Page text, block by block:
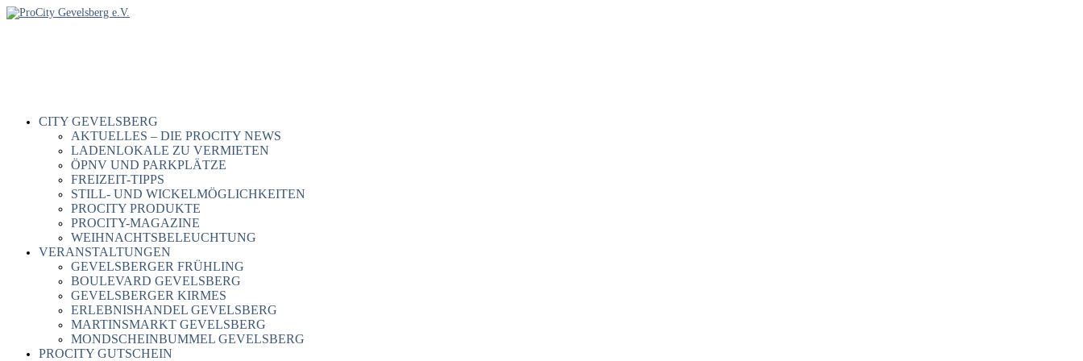
CITY GEVELSBERG
AKTUELLES – DIE PROCITY NEWS
LADENLOKALE ZU VERMIETEN
ÖPNV UND PARKPLÄTZE
FREIZEIT-TIPPS
STILL- UND WICKELMÖGLICHKEITEN
PROCITY PRODUKTE
PROCITY-MAGAZINE
WEIHNACHTSBELEUCHTUNG
VERANSTALTUNGEN
GEVELSBERGER FRÜHLING
BOULEVARD GEVELSBERG
GEVELSBERGER KIRMES
ERLEBNISHANDEL GEVELSBERG
MARTINSMARKT GEVELSBERG
MONDSCHEINBUMMEL GEVELSBERG
PROCITY GUTSCHEIN